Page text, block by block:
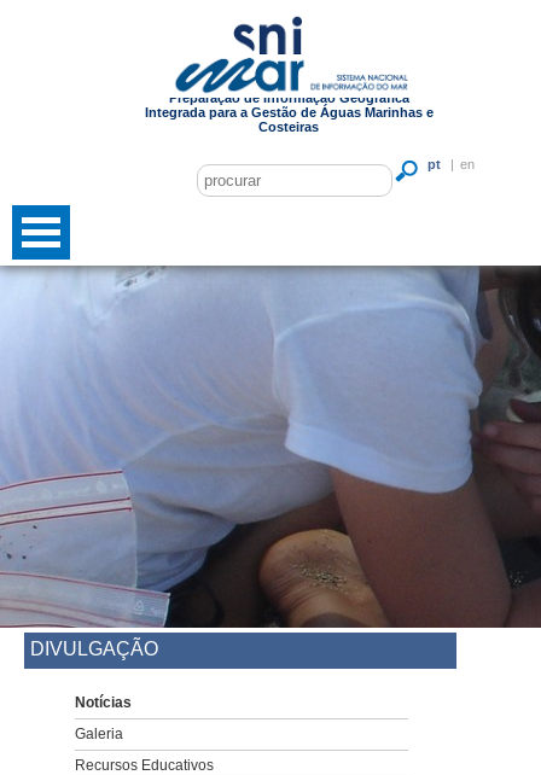
Preparação de Informação Geográfica
Integrada para a Gestão de Águas Marinhas e
Costeiras
pt | en
DIVULGAÇÃO
Notícias
Galeria
Recursos Educativos